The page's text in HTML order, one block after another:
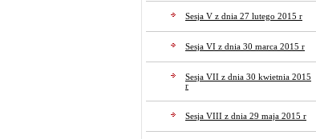
Sesja V z dnia 27 lutego 2015 r
Sesja VI z dnia 30 marca 2015 r
Sesja VII z dnia 30 kwietnia 2015
r
Sesja VIII z dnia 29 maja 2015 r